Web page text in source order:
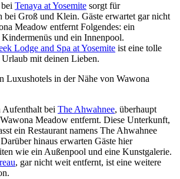
Tenaya at Yosemite sorgt für
bei Groß und Klein. Gäste erwartet gar nicht
Meadow entfernt Folgendes: ein
und ein Innenpool.
Lodge and Spa at Yosemite ist eine tolle
mit deinen Lieben.
Luxushotels in der Nähe von Wawona
Aufenthalt bei The Ahwahnee, überhaupt
Meadow entfernt. Diese Unterkunft,
ein Restaurant namens The Ahwahnee
hinaus erwarten Gäste hier
wie ein Außenpool und eine Kunstgalerie.
, gar nicht weit entfernt, ist eine weitere